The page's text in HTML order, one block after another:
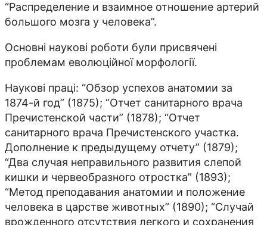
“Распределение и взаимное отношение артерий
большого мозга у человека”.
Основні наукові роботи були присвячені
проблемам еволюційної морфології.
Наукові праці: “Обзор успехов анато­мии за
1874-й год” (1875); “Отчет санитарного врача
Пречистенс­кой части” (1878); “От­чет
санитарного врача Пречистенского участ­ка.
Дополнение к предыдущему отчету” (1879);
“Два случая неправильного развития слепой
кишки и червеобразного отростка” (1893);
“Метод преподавания анатомии и по­ложение
человека в царстве животных” (1890); “Случай
врожденного отсутствия легкого и сохранения